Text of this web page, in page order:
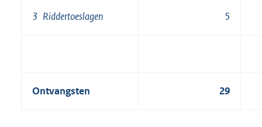
3 Riddertoeslagen 5
Ontvangsten 29